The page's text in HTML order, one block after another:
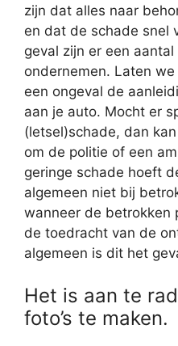
zijn dat alles naar
en dat de schade snel
geval zijn er een
ondernemen. Laten
een ongeval de
aan je auto. Mocht er
(letsel)schade, dan
om de politie of een
geringe schade hoeft
algemeen niet bij
wanneer de betrokken
de toedracht van de
algemeen is dit het
Het is aan te
foto’s te maken.